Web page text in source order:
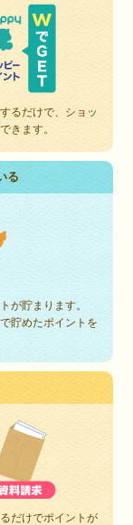
るだけで、ショッ
きます。
る
が貯まります。
貯めたポイントを
だけでポイントが